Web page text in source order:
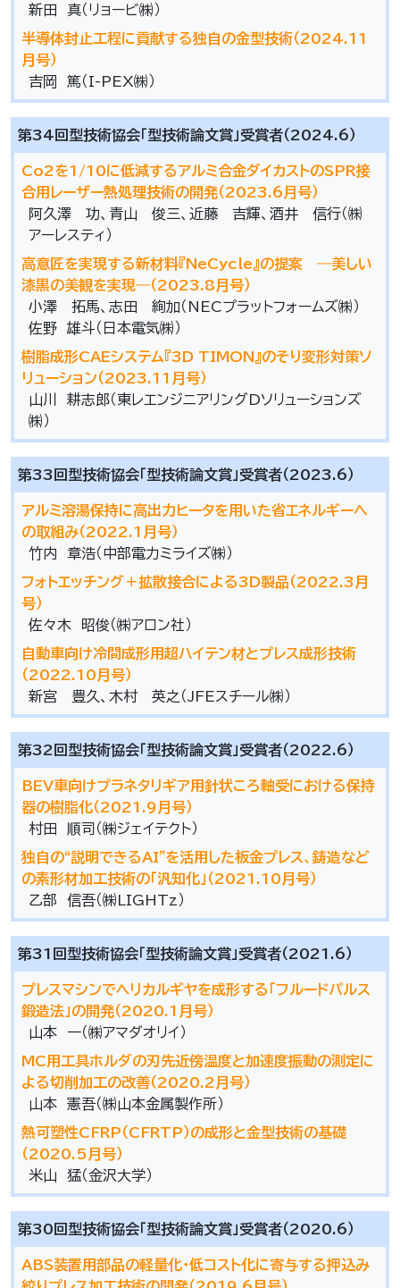
新田 真（リョービ㈱）
半導体封止工程に貢献する独自の金型技術（2024.11
月号）
吉岡 篤（I-PEX㈱）
第34回型技術協会「型技術論文賞」受賞者（2024.6）
Co2を1/10に低減するアルミ合金ダイカストのSPR接
合用レーザー熱処理技術の開発（2023.6月号）
阿久澤 功、青山 俊三、近藤 吉輝、酒井 信行（㈱
アーレスティ）
高意匠を実現する新材料『NeCycle』の提案 ―美しい
漆黒の美観を実現―（2023.8月号）
小澤 拓馬、志田 絢加（NECプラットフォームズ㈱）
佐野 雄斗（日本電気㈱）
樹脂成形CAEシステム『3D TIMON』のそり変形対策ソ
リューション（2023.11月号）
山川 耕志郎（東レエンジニアリングDソリューションズ
㈱）
第33回型技術協会「型技術論文賞」受賞者（2023.6）
アルミ溶湯保持に高出力ヒータを用いた省エネルギーへ
の取組み（2022.1月号）
竹内 章浩（中部電力ミライズ㈱）
フォトエッチング＋拡散接合による3D製品（2022.3月
号）
佐々木 昭俊（㈱アロン社）
自動車向け冷間成形用超ハイテン材とプレス成形技術
（2022.10月号）
新宮 豊久、木村 英之（JFEスチール㈱）
第32回型技術協会「型技術論文賞」受賞者（2022.6）
BEV車向けプラネタリギア用針状ころ軸受における保持
器の樹脂化（2021.9月号）
村田 順司（㈱ジェイテクト）
独自の“説明できるAI”を活用した板金プレス、鋳造など
の素形材加工技術の「汎知化」（2021.10月号）
乙部 信吾（㈱LIGHTz）
第31回型技術協会「型技術論文賞」受賞者（2021.6）
プレスマシンでヘリカルギヤを成形する「フルードパルス
鍛造法」の開発（2020.1月号）
山本 一（㈱アマダオリイ）
MC用工具ホルダの刃先近傍温度と加速度振動の測定に
よる切削加工の改善（2020.2月号）
山本 憲吾（㈱山本金属製作所）
熱可塑性CFRP（CFRTP）の成形と金型技術の基礎
（2020.5月号）
米山 猛（金沢大学）
第30回型技術協会「型技術論文賞」受賞者（2020.6）
ABS装置用部品の軽量化・低コスト化に寄与する押込み